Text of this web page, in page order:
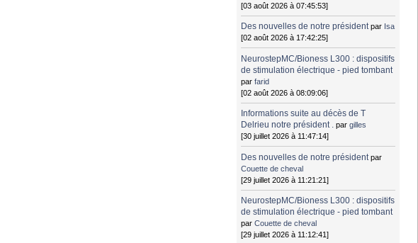
[03 août 2026 à 07:45:53]
Des nouvelles de notre président par Isa
[02 août 2026 à 17:42:25]
NeurostepMC/Bioness L300 : dispositifs
de stimulation électrique - pied tombant
parfarid
[02 août 2026 à 08:09:06]
Informations suite au décès de T
Delrieu notre président . pargilles
[30 juillet 2026 à 11:47:14]
Des nouvelles de notre président par
Couette de cheval
[29 juillet 2026 à 11:21:21]
NeurostepMC/Bioness L300 : dispositifs
de stimulation électrique - pied tombant
parCouette de cheval
[29 juillet 2026 à 11:12:41]